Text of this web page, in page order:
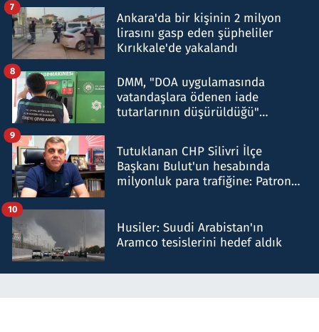
Ankara'da bir kişinin 2 milyon
lirasını gasp eden şüpheliler
Kırıkkale'de yakalandı
7
DMM, "DOA uygulamasında
vatandaşlara ödenen iade
tutarlarının düşürüldüğü"
8
Tutuklanan CHP Silivri İlçe
Başkanı Bulut'un hesabında
milyonluk para trafiğine: Patron
9
Husiler: Suudi Arabistan'ın
Aramco tesislerini hedef aldık
10